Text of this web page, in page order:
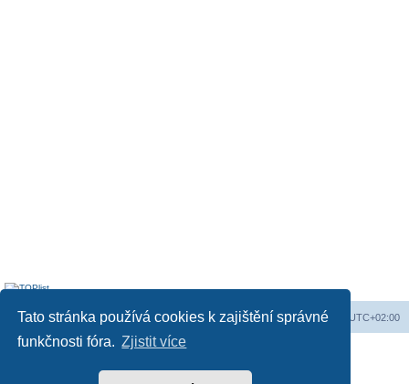
Tato stránka používá cookies k zajištění správné
funkčnosti fóra. Zjistit více
Obsah fóra Všechny časy jsou v UTC+02:00
Založeno naphpBB® Forum Software © phpBB Limited